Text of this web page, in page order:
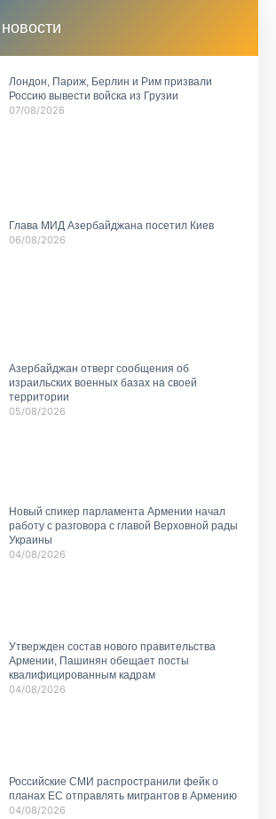
Лондон, Париж, Берлин и Рим призвали
Россию вывести войска из Грузии
07/08/2026
Глава МИД Азербайджана посетил Киев
06/08/2026
Азербайджан отверг сообщения об
израильских военных базах на своей
территории
05/08/2026
Новый спикер парламента Армении начал
работу с разговора с главой Верховной рады
Украины
04/08/2026
Утвержден состав нового правительства
Армении, Пашинян обещает посты
квалифицированным кадрам
04/08/2026
Российские СМИ распространили фейк о
планах ЕС отправлять мигрантов в Армению
04/08/2026